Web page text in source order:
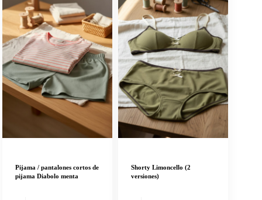
Pijama / pantalones cortos de
pijama Diabolo menta
Shorty Limoncello (2
versiones)